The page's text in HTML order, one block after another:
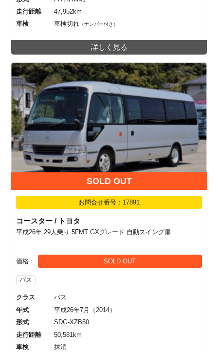
走行距離
47,952km
車検
車検切れ （ナンバー付き）
詳しく見る
SOLD OUT
お問合せ番号：17891
コースター / トヨタ
平成26年 29人乗り 5FMT GXグレード 自動スイング扉
価格 SOLD OUT
バス
クラス
バス
年式
平成26年7月（2014）
形式
SDG-XZB50
走行距離
50,581km
車検
抹消